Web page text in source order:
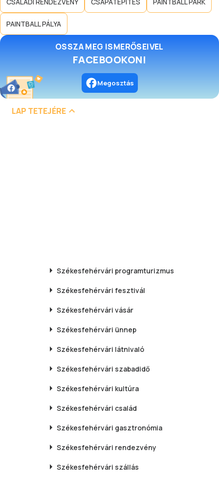
PAINTBALL PÁLYA
OSSZA MEG ISMERŐSEIVEL
FACEBOOKON!
Megosztás
LAP TETEJÉRE
Székesfehérvári programturizmus
Székesfehérvári fesztivál
Székesfehérvári vásár
Székesfehérvári ünnep
Székesfehérvári látnivaló
Székesfehérvári szabadidő
Székesfehérvári kultúra
Székesfehérvári család
Székesfehérvári gasztronómia
Székesfehérvári rendezvény
Székesfehérvári szállás